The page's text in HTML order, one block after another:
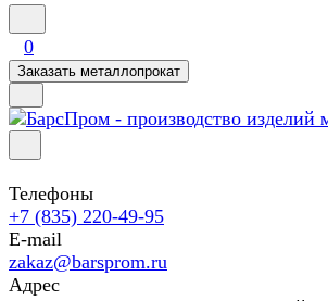
0
Заказать металлопрокат
Телефоны
+7 (835) 220-49-95
E-mail
zakaz@barsprom.ru
Адрес